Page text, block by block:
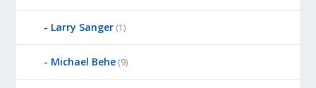
Larry Sanger (1)
Michael Behe (9)